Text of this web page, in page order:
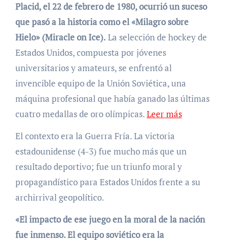
Placid, el 22 de febrero de 1980, ocurrió un suceso
que pasó a la historia como el «Milagro sobre
Hielo» (Miracle on Ice). La selección de hockey de
Estados Unidos, compuesta por jóvenes
universitarios y amateurs, se enfrentó al
invencible equipo de la Unión Soviética, una
máquina profesional que había ganado las últimas
cuatro medallas de oro olímpicas.Leer más
El contexto era la Guerra Fría. La victoria
estadounidense (4-3) fue mucho más que un
resultado deportivo; fue un triunfo moral y
propagandístico para Estados Unidos frente a su
archirrival geopolítico.
«El impacto de ese juego en la moral de la nación
fue inmenso. El equipo soviético era la